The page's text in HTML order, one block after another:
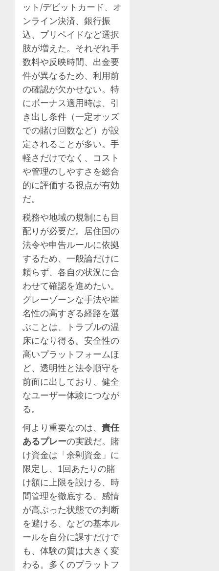
ット/デビットカード、オ
ンライン決済、銀行振
込、プリペイドなど選択
肢が増えた。それぞれ手
数料や反映時間、出金要
件が異なるため、利用前
の確認が欠かせない。特
にボーナス適用時は、引
き出し条件（一定オッズ
での賭け回数など）が設
定されることが多い。手
軽さだけでなく、コスト
や管理のしやすさを総合
的に評価する視点が有効
だ。
税務や地域の規制にも目
配りが必要だ。居住国の
法令や申告ルールに依拠
するため、一般論だけに
頼らず、各自の状況に合
わせて確認を進めたい。
グレーゾーンな手法や匿
名性の高すぎる経路を選
ぶことは、トラブルの温
床になり得る。安全性の
高いプラットフォームほ
ど、透明性と法令順守を
前面に出しており、健全
なユーザー体験につなが
る。
何より重要なのは、 責任
あるプレーの実践だ。賭
け資金は「余剰資金」に
限定し、1回あたりの賭
け額に上限を設ける、時
間管理を徹底する、感情
が高ぶった状態での判断
を避ける、などの基本ル
ールを自分に課すだけで
も、体験の質は大きく変
わる。多くのプラットフ